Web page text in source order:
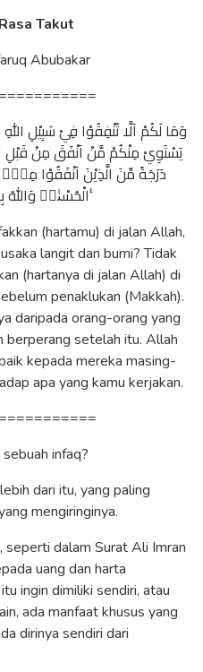
Takut
Abubakar
وَمَا لَكُمْ اَلَّا تُنْفِقُوْا فِيْ سَبِيْلِ
يَسْتَوِيْ مِنْكُمْ مَّنْ اَنْفَقَ مِنْ
دَرَجَةً مِّنَ الَّذِيْنَ اَنْفَقُوْا مِنْۢ
الْحُسْنٰىۗ وَاللّٰهُ بِمَا تَعْمَلُوْنَ خَبِيْرٌ ࣖ
(hartamu) di jalan Allah,
langit dan bumi? Tidak
(hartanya di jalan Allah) di
penaklukan (Makkah).
daripada orang-orang yang
berperang setelah itu. Allah
kepada mereka masing-
apa yang kamu kerjakan.
infaq?
dari itu, yang paling
mengiringinya.
seperti dalam Surat Ali Imran
uang dan harta
ingin dimiliki sendiri, atau
ada manfaat khusus yang
dirinya sendiri dari